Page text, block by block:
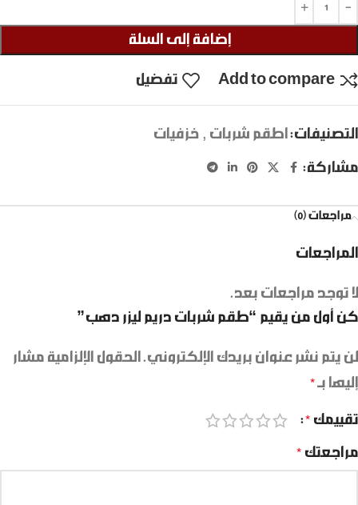
إضافة إلى السلة
Add to compare تفضيل
التصنيفات: اطقم شربات , خزفيات
مشاركة:
مراجعات (0)
المراجعات
لا توجد مراجعات بعد.
كن أول من يقيم “طقم شربات دريم ليزر دهب”
لن يتم نشر عنوان بريدك الإلكتروني. الحقول الإلزامية مشار
إليها بـ *
تقييمك *
مراجعتك *